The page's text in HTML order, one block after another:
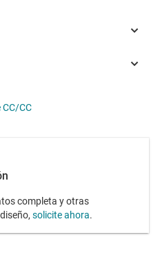
CC
completa y otras
solicite ahora.